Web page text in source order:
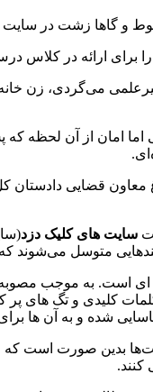
و گاها زشت در سایت
ارائه در کلاس
می‌گردی، زن
امان از آن لحظه
معاون قضایی
سایت های کلیک دزد
متوسل
است. به موجب مصوبه
کلیدی و تگ های پر
شده و به آن ها برای
بدین صورت است که